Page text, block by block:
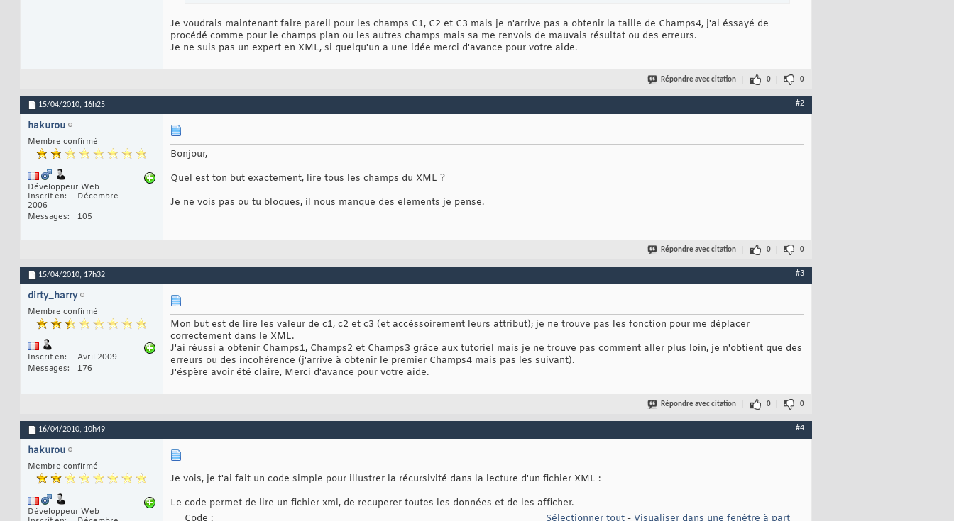
Je voudrais maintenant faire pareil pour les champs C1, C2 et C3 mais je n'arrive pas a obtenir la taille de Champs4, j'ai éssayé de
procédé comme pour le champs plan ou les autres champs mais sa me renvois de mauvais résultat ou des erreurs.
Je ne suis pas un expert en XML, si quelqu'un a une idée merci d'avance pour votre aide.
Répondre avec citation 0 0
15/04/2010, 16h25 #2
hakurou
Membre confirmé
Développeur Web
Inscrit en
Décembre
2006
Messages
105
Bonjour,
Quel est ton but exactement, lire tous les champs du XML ?
Je ne vois pas ou tu bloques, il nous manque des elements je pense.
Répondre avec citation 0 0
15/04/2010, 17h32 #3
dirty_harry
Membre confirmé
Inscrit en
Avril 2009
Messages
176
Mon but est de lire les valeur de c1, c2 et c3 (et accéssoirement leurs attribut); je ne trouve pas les fonction pour me déplacer
correctement dans le XML.
J'ai réussi a obtenir Champs1, Champs2 et Champs3 grâce aux tutoriel mais je ne trouve pas comment aller plus loin, je n'obtient que des
erreurs ou des incohérence (j'arrive à obtenir le premier Champs4 mais pas les suivant).
J'éspère avoir été claire, Merci d'avance pour votre aide.
Répondre avec citation 0 0
16/04/2010, 10h49 #4
hakurou
Membre confirmé
Développeur Web
Je vois, je t'ai fait un code simple pour illustrer la récursivité dans la lecture d'un fichier XML :
Le code permet de lire un fichier xml, de recuperer toutes les données et de les afficher.